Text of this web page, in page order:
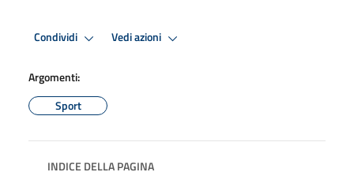
Condividi Vedi azioni
Argomenti:
Sport
INDICE DELLA PAGINA